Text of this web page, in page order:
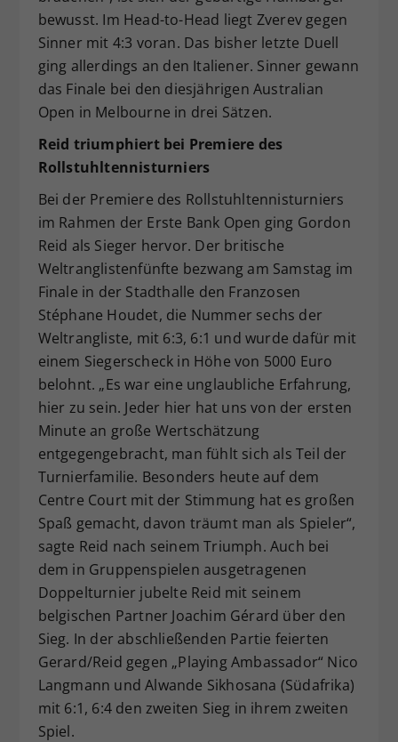
bewusst. Im Head-to-Head liegt Zverev gegen
Sinner mit 4:3 voran. Das bisher letzte Duell
ging allerdings an den Italiener. Sinner gewann
das Finale bei den diesjährigen Australian
Open in Melbourne in drei Sätzen.
Reid triumphiert bei Premiere des
Rollstuhltennisturniers
Bei der Premiere des Rollstuhltennisturniers
im Rahmen der Erste Bank Open ging Gordon
Reid als Sieger hervor. Der britische
Weltranglistenfünfte bezwang am Samstag im
Finale in der Stadthalle den Franzosen
Stéphane Houdet, die Nummer sechs der
Weltrangliste, mit 6:3, 6:1 und wurde dafür mit
einem Siegerscheck in Höhe von 5000 Euro
belohnt. „Es war eine unglaubliche Erfahrung,
hier zu sein. Jeder hier hat uns von der ersten
Minute an große Wertschätzung
entgegengebracht, man fühlt sich als Teil der
Turnierfamilie. Besonders heute auf dem
Centre Court mit der Stimmung hat es großen
Spaß gemacht, davon träumt man als Spieler“,
sagte Reid nach seinem Triumph. Auch bei
dem in Gruppenspielen ausgetragenen
Doppelturnier jubelte Reid mit seinem
belgischen Partner Joachim Gérard über den
Sieg. In der abschließenden Partie feierten
Gerard/Reid gegen „Playing Ambassador“ Nico
Langmann und Alwande Sikhosana (Südafrika)
mit 6:1, 6:4 den zweiten Sieg in ihrem zweiten
Spiel.